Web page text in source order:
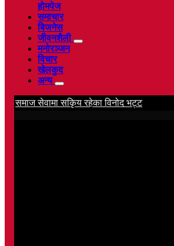
होमपेज
समाचार
बिजनेस
जीवनशैली
मनोरञ्जन
विचार
खेलकुद
अन्य
समाज सेवामा सकिृय रहेका विनोद भट्ट